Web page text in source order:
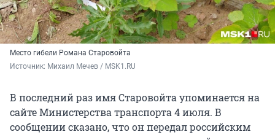
Место гибели Романа Старовойта
Источник: Михаил Мечев / MSK1.RU
В последний раз имя Старовойта упоминается на
сайте Министерства транспорта 4 июля. В
сообщении сказано, что он передал российским